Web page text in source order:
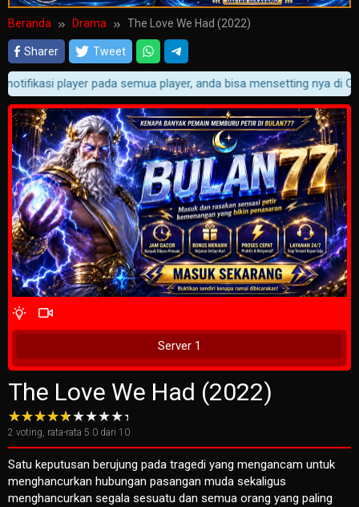
Beranda Drama The Love We Had (2022)
Sharer Tweet
player pada semua player, anda bisa mensetting nya di
Tunggu 2 Detik
4 Wait Time
Server 1
The Love We Had (2022)
2 voting, rata-rata 5.0 dari 10
Satu keputusan berujung pada tragedi yang mengancam untuk
menghancurkan hubungan pasangan muda sekaligus
menghancurkan segala sesuatu dan semua orang yang paling